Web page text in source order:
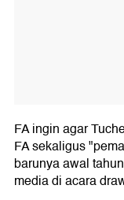
FA ingin agar
FA sekaligus
barunya awal
media di acara